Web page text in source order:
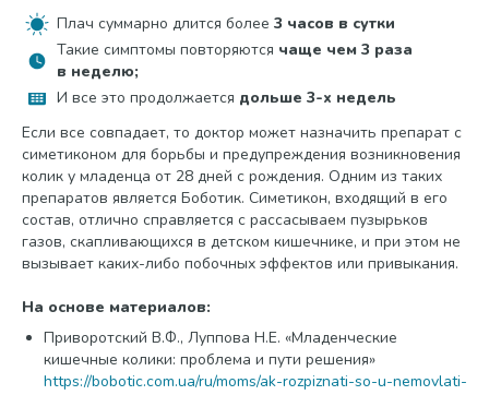
Плач суммарно длится более 3 часов в сутки
Такие симптомы повторяются чаще чем 3 раза
в неделю;
И все это продолжается дольше 3-х недель
Если все совпадает, то доктор может назначить препарат с
симетиконом для борьбы и предупреждения возникновения
колик у младенца от 28 дней с рождения. Одним из таких
препаратов является Боботик. Симетикон, входящий в его
состав, отлично справляется с рассасываем пузырьков
газов, скапливающихся в детском кишечнике, и при этом не
вызывает каких-либо побочных эффектов или привыкания.
На основе материалов:
Приворотский В.Ф., Луппова Н.Е. «Младенческие
кишечные колики: проблема и пути решения»
https://bobotic.com.ua/ru/moms/ak-rozpiznati-so-u-nemovlati-